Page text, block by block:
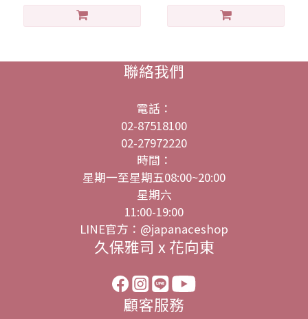
聯絡我們
電話：
02-87518100
02-27972220
時間：
星期一至星期五08:00~20:00
星期六
11:00-19:00
LINE官方：@japanaceshop
久保雅司 x 花向東
顧客服務